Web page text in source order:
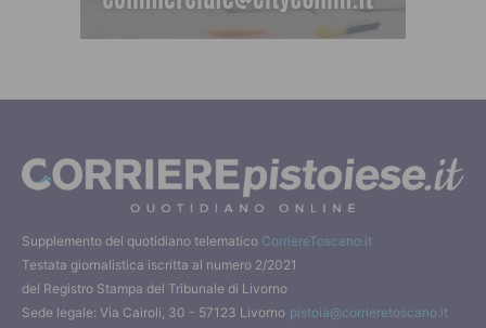
Supplemento del quotidiano telematico CorriereToscano.it
Testata giornalistica iscritta al numero 2/2021
del Registro Stampa del Tribunale di Livorno
Sede legale: Via Cairoli, 30 - 57123 Livorno pistoia@corrieretoscano.it